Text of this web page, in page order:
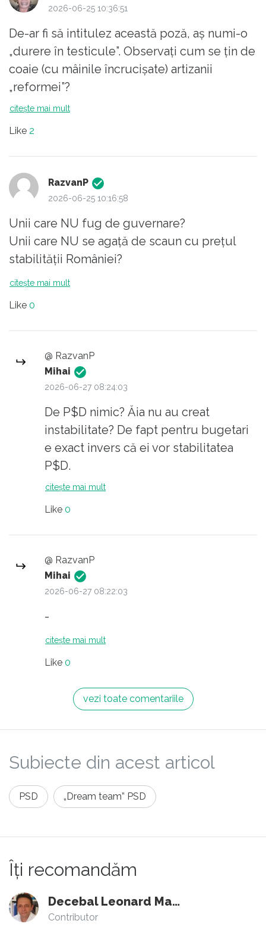
2026-06-25 10:36:51
De-ar fi să intitulez această poză, aș numi-o
„durere în testicule”. Observați cum se țin de
coaie (cu mâinile încrucișate) artizanii
„reformei”?
citește mai mult
Like 2
RazvanP
2026-06-25 10:16:58
Unii care NU fug de guvernare?
Unii care NU se agață de scaun cu prețul
stabilității României?
citește mai mult
Like 0
@ RazvanP
Mihai
2026-06-27 08:24:03
De P$D nimic? Ăia nu au creat
instabilitate? De fapt pentru bugetari
e exact invers că ei vor stabilitatea
P$D.
citește mai mult
Like 0
@ RazvanP
Mihai
2026-06-27 08:22:03
-
citește mai mult
Like 0
vezi toate comentariile
Subiecte din acest articol
PSD „Dream team” PSD
Îți recomandăm
Decebal Leonard Marin
Contributor